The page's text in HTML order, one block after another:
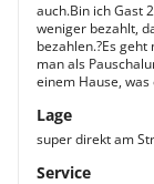
auch.Bin ich Gast
weniger bezahlt,
bezahlen.?Es
man als
einem Hause,
Lage
super direkt am
Service